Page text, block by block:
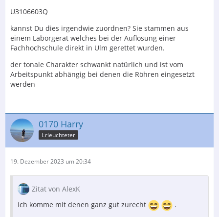
U3106603Q
kannst Du dies irgendwie zuordnen? Sie stammen aus
einem Laborgerät welches bei der Auflösung einer
Fachhochschule direkt in Ulm gerettet wurden.
der tonale Charakter schwankt natürlich und ist vom
Arbeitspunkt abhängig bei denen die Röhren eingesetzt
werden
0170 Harry
Erleuchteter
19. Dezember 2023 um 20:34
Zitat von AlexK
Ich komme mit denen ganz gut zurecht
.